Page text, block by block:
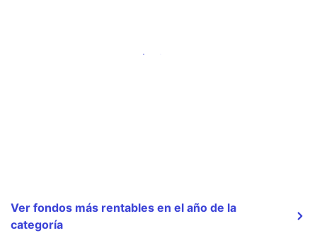
Ver fondos más rentables en el año de la
categoría